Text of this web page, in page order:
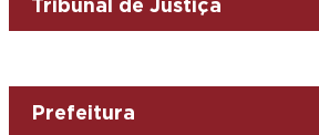
Prefeitura